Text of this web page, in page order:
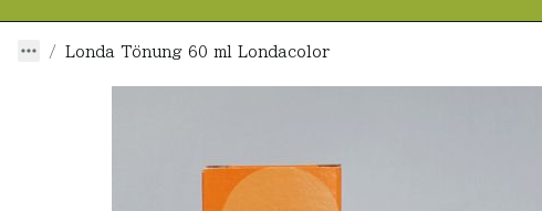
Londa Tönung 60 ml Londacolor